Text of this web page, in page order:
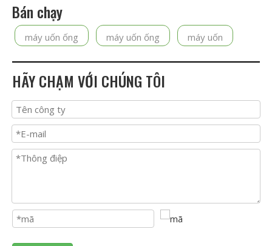
Bán chạy
máy uốn ống máy uốn ống máy uốn
HÃY CHẠM VỚI CHÚNG TÔI